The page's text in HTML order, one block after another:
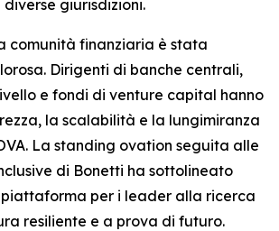
giurisdizioni.
comunità finanziaria è stata
Dirigenti di banche centrali,
e fondi di venture capital hanno
la scalabilità e la lungimiranza
La standing ovation seguita alle
di Bonetti ha sottolineato
per i leader alla ricerca
resiliente e a prova di futuro.